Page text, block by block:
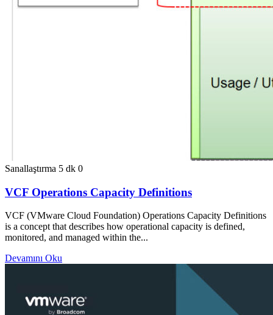
Sanallaştırma 5 dk 0
VCF Operations Capacity Definitions
VCF (VMware Cloud Foundation) Operations Capacity Definitions
is a concept that describes how operational capacity is defined,
monitored, and managed within the...
Devamını Oku